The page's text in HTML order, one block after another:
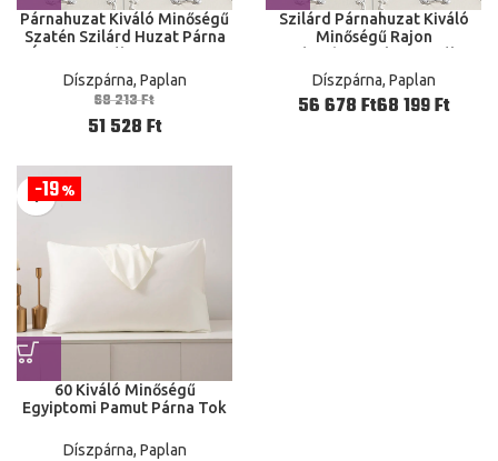
Párnahuzat Kiváló Minőségű
Szatén Szilárd Huzat Párna
50X75
Díszpárna, Paplan
68 213Ft
51 528Ft
Szilárd Párnahuzat Kiváló
Minőségű Rajon
40X60 50X75 Ágynemű Fedél
Párna
Díszpárna, Paplan
Ft Ft
19%
60 Kiváló Minőségű
Egyiptomi Pamut Párna Tok
Rövid Stílus 40X60 50X75
Díszpárna, Paplan